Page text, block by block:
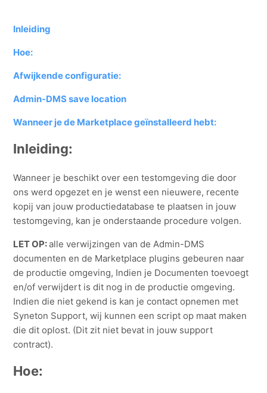
Hoe doe ik een update van Admin-Consult / Admin-IS
Procedure CloudBizz
Installatie SQL Anywhere
Inleiding
Hoe:
Afwijkende configuratie:
Admin-DMS save location
Wanneer je de Marketplace geïnstalleerd hebt:
Inleiding:
Wanneer je beschikt over een testomgeving die door
ons werd opgezet en je wenst een nieuwere, recente
kopij van jouw productiedatabase te plaatsen in jouw
testomgeving, kan je onderstaande procedure volgen.
LET OP:alle verwijzingen van de Admin-DMS
documenten en de Marketplace plugins gebeuren naar
de productie omgeving, Indien je Documenten toevoegt
en/of verwijdert is dit nog in de productie omgeving.
Indien die niet gekend is kan je contact opnemen met
Syneton Support, wij kunnen een script op maat maken
die dit oplost. (Dit zit niet bevat in jouw support
contract).
Hoe: